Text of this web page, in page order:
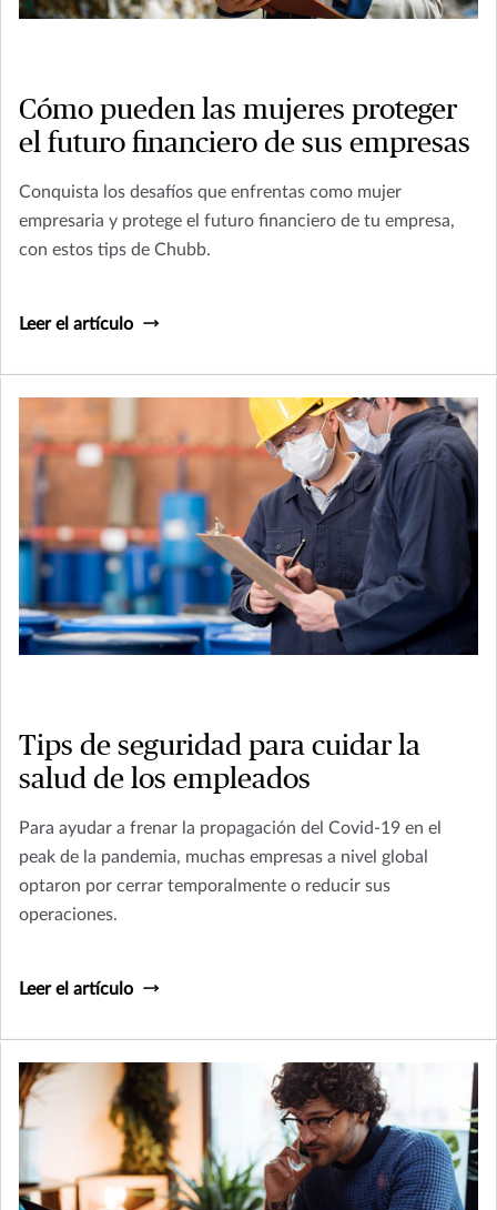
Cómo pueden las mujeres proteger
el futuro financiero de sus empresas
Conquista los desafíos que enfrentas como mujer
empresaria y protege el futuro financiero de tu empresa,
con estos tips de Chubb.
Leer el artículo
Tips de seguridad para cuidar la
salud de los empleados
Para ayudar a frenar la propagación del Covid-19 en el
peak de la pandemia, muchas empresas a nivel global
optaron por cerrar temporalmente o reducir sus
operaciones.
Leer el artículo